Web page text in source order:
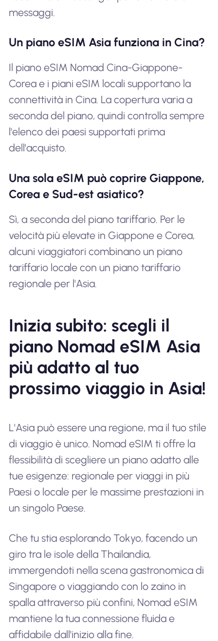
messaggi.
Un piano eSIM Asia funziona in Cina?
Il piano eSIM Nomad Cina-Giappone-
Corea e i piani eSIM locali supportano la
connettività in Cina. La copertura varia a
seconda del piano, quindi controlla sempre
l'elenco dei paesi supportati prima
dell'acquisto.
Una sola eSIM può coprire Giappone,
Corea e Sud-est asiatico?
Sì, a seconda del piano tariffario. Per le
velocità più elevate in Giappone e Corea,
alcuni viaggiatori combinano un piano
tariffario locale con un piano tariffario
regionale per l'Asia.
Inizia subito: scegli il
piano Nomad eSIM Asia
più adatto al tuo
prossimo viaggio in Asia!
L'Asia può essere una regione, ma il tuo stile
di viaggio è unico. Nomad eSIM ti offre la
flessibilità di scegliere un piano adatto alle
tue esigenze: regionale per viaggi in più
Paesi o locale per le massime prestazioni in
un singolo Paese.
Che tu stia esplorando Tokyo, facendo un
giro tra le isole della Thailandia,
immergendoti nella scena gastronomica di
Singapore o viaggiando con lo zaino in
spalla attraverso più confini, Nomad eSIM
mantiene la tua connessione fluida e
affidabile dall'inizio alla fine.